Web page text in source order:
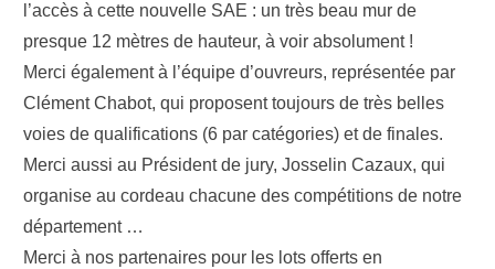
l’accès à cette nouvelle SAE : un très beau mur de
presque 12 mètres de hauteur, à voir absolument !
Merci également à l’équipe d’ouvreurs, représentée par
Clément Chabot, qui proposent toujours de très belles
voies de qualifications (6 par catégories) et de finales.
Merci aussi au Président de jury, Josselin Cazaux, qui
organise au cordeau chacune des compétitions de notre
département …
Merci à nos partenaires pour les lots offerts en